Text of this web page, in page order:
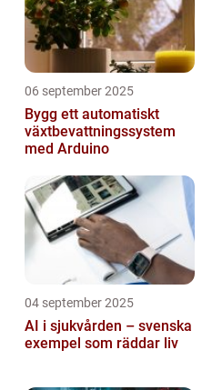
06 september 2025
Bygg ett automatiskt
växtbevattningssystem
med Arduino
04 september 2025
AI i sjukvården – svenska
exempel som räddar liv